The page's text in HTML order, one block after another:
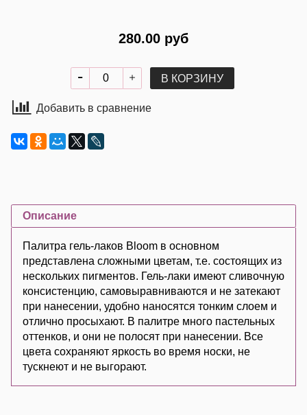
280.00 руб
В КОРЗИНУ
Добавить в сравнение
Описание
Палитра гель-лаков Bloom в основном
представлена сложными цветам, т.е. состоящих из
нескольких пигментов. Гель-лаки имеют сливочную
консистенцию, самовыравниваются и не затекают
при нанесении, удобно наносятся тонким слоем и
отлично просыхают. В палитре много пастельных
оттенков, и они не полосят при нанесении. Все
цвета сохраняют яркость во время носки, не
тускнеют и не выгорают.